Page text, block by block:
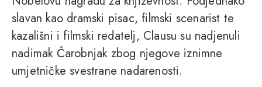
slavan kao dramski pisac, filmski scenarist te
kazališni i filmski redatelj, Clausu su nadjenuli
nadimak Čarobnjak zbog njegove iznimne
umjetničke svestrane nadarenosti.